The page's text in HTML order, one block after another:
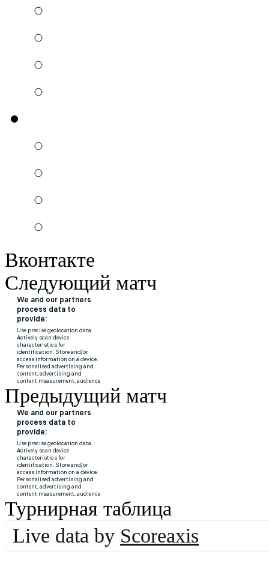
Вконтакте
Следующий матч
Предыдущий матч
Турнирная таблица
Live data by Scoreaxis